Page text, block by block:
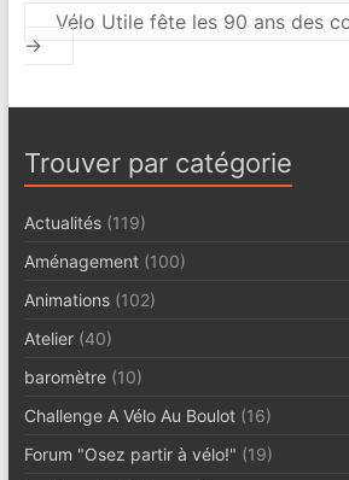
Vélo Utile fête les 90 ans des
→
Trouver par catégorie
Actualités(119)
Aménagement(100)
Animations(102)
Atelier(40)
baromètre(10)
Challenge A Vélo Au Boulot(16)
Forum "Osez partir à vélo!" (19)